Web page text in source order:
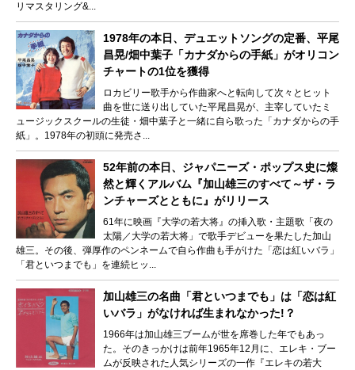
リマスタリング&...
1978年の本日、デュエットソングの定番、平尾
昌晃/畑中葉子「カナダからの手紙」がオリコン
チャートの1位を獲得
ロカビリー歌手から作曲家へと転向して次々とヒット
曲を世に送り出していた平尾昌晃が、主宰していたミ
ュージックスクールの生徒・畑中葉子と一緒に自ら歌った「カナダからの手
紙」。1978年の初頭に発売さ...
52年前の本日、ジャパニーズ・ポップス史に燦
然と輝くアルバム『加山雄三のすべて～ザ・ラ
ンチャーズとともに』がリリース
61年に映画『大学の若大将』の挿入歌・主題歌「夜の
太陽／大学の若大将」で歌手デビューを果たした加山
雄三。その後、弾厚作のペンネームで自ら作曲も手がけた「恋は紅いバラ」
「君といつまでも」を連続ヒッ...
加山雄三の名曲「君といつまでも」は「恋は紅
いバラ」がなければ生まれなかった!？
1966年は加山雄三ブームが世を席巻した年でもあっ
た。そのきっかけは前年1965年12月に、エレキ・ブー
ムが反映された人気シリーズの一作『エレキの若大